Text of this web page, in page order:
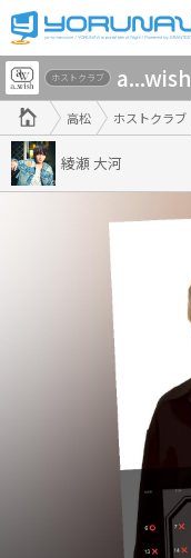
香
川
県
版
高松 ホストクラブ
ホストクラブ a...wish
綾瀬 大河